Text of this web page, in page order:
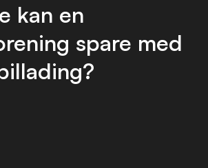
kan en
spare med